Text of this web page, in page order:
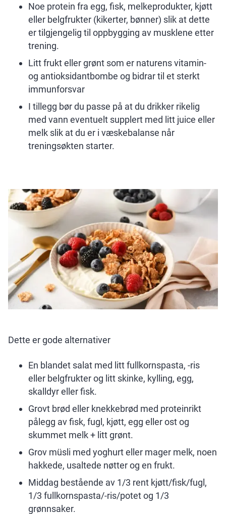
Noe protein fra egg, fisk, melkeprodukter, kjøtt
eller belgfrukter (kikerter, bønner) slik at dette
er tilgjengelig til oppbygging av musklene etter
trening.
Litt frukt eller grønt som er naturens vitamin-
og antioksidantbombe og bidrar til et sterkt
immunforsvar
I tillegg bør du passe på at du drikker rikelig
med vann eventuelt supplert med litt juice eller
melk slik at du er i væskebalanse når
treningsøkten starter.
Dette er gode alternativer
En blandet salat med litt fullkornspasta, -ris
eller belgfrukter og litt skinke, kylling, egg,
skalldyr eller fisk.
Grovt brød eller knekkebrød med proteinrikt
pålegg av fisk, fugl, kjøtt, egg eller ost og
skummet melk + litt grønt.
Grov müsli med yoghurt eller mager melk, noen
hakkede, usaltede nøtter og en frukt.
Middag bestående av 1/3 rent kjøtt/fisk/fugl,
1/3 fullkornspasta/-ris/potet og 1/3
grønnsaker.